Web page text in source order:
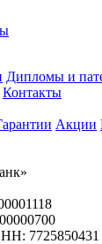
Дипломы и
Контакты
Акции
7725850431